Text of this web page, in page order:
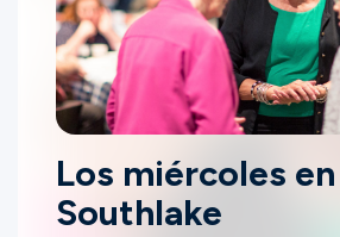
Los miércoles en
Southlake